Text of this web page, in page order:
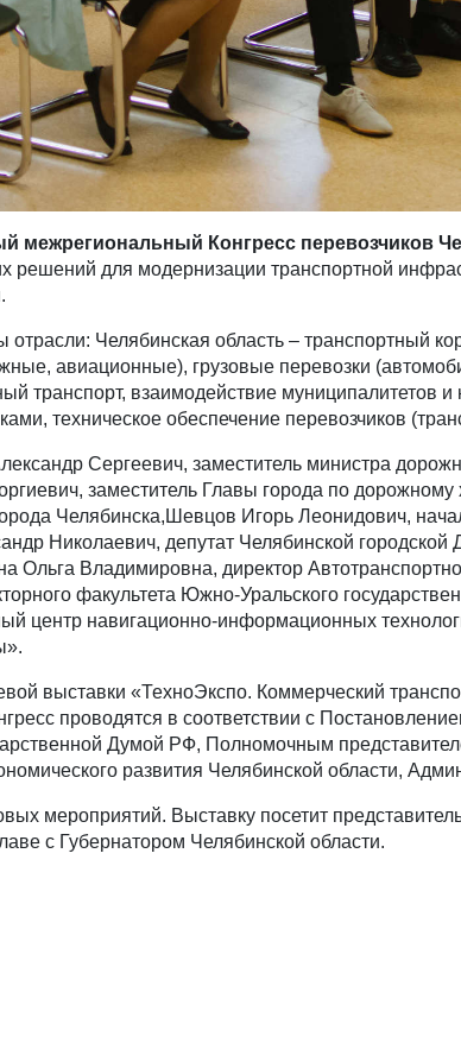
межрегиональный Конгресс перевозчиков
решений для модернизации транспортной
отрасли: Челябинская область – транспортный
авиационные), грузовые перевозки
транспорт, взаимодействие муниципалитетов
техническое обеспечение перевозчиков
Сергеевич, заместитель министра
заместитель Главы города по
Челябинска,Шевцов Игорь Леонидович,
Николаевич, депутат Челябинской городской
Ольга Владимировна, директор
факультета Южно-Уральского
центр навигационно-информационных
выставки «ТехноЭкспо. Коммерческий
проводятся в соответствии с
Думой РФ, Полномочным
развития Челябинской области,
мероприятий. Выставку посетит
с Губернатором Челябинской области.